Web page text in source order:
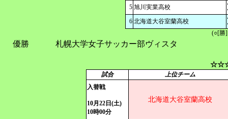
5 旭川実業高校
6 北海道大谷室蘭高校
(○[勝
優勝 札幌大学女子サッカー部ヴィスタ
試合
上位チーム
入替戦
10月22日(土)
10時00分
北海道大谷室蘭高校